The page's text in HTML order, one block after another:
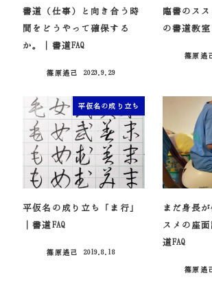
書道（仕事）と向き合う時
間をどうやって確保する
か。｜書道FAQ
篠原遙己
2023.9.29
臨書のス
の書道教室
篠原遙
平仮名の成り立ち
平仮名の成り立ち「ま行」
｜書道FAQ
篠原遙己
2019.8.18
まだ身長
スメの座
道FAQ
篠原遙